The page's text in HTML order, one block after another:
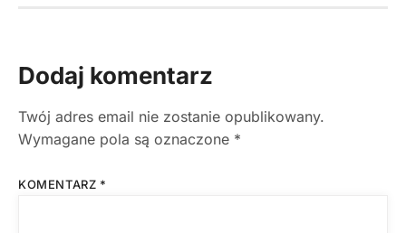
Dodaj komentarz
Twój adres email nie zostanie opublikowany.
Wymagane pola są oznaczone *
KOMENTARZ *